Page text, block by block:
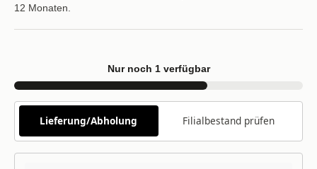
12 Monaten.
Nur noch 1 verfügbar
Lieferung/Abholung Filialbestand prüfen